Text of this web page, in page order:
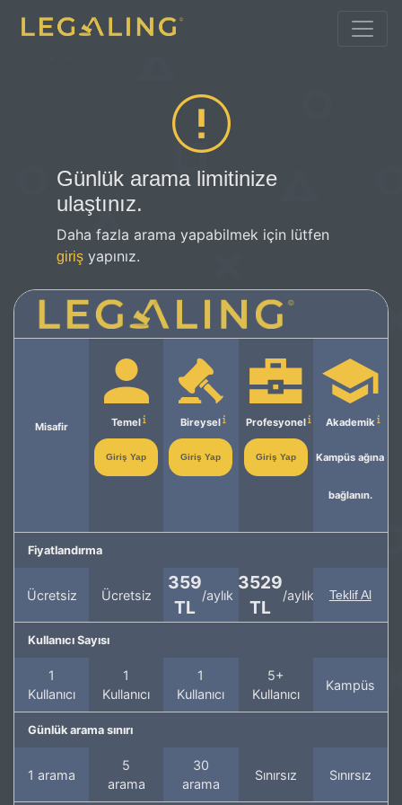
Günlük arama limitinize
ulaştınız.
Daha fazla arama yapabilmek için lütfen
giriş yapınız.
Misafir Temel
Giriş Yap
Bireysel
Giriş Yap
Profesyonel
Giriş Yap
Akademik
Kampüs ağına
bağlanın.
Fiyatlandırma
Ücretsiz Ücretsiz
359
TL
/aylık
3529
TL
/aylık Teklif Al
Kullanıcı Sayısı
1
Kullanıcı
1
Kullanıcı
1
Kullanıcı
5+
Kullanıcı
Kampüs
Günlük arama sınırı
1 arama
5
arama
30
arama
Sınırsız Sınırsız